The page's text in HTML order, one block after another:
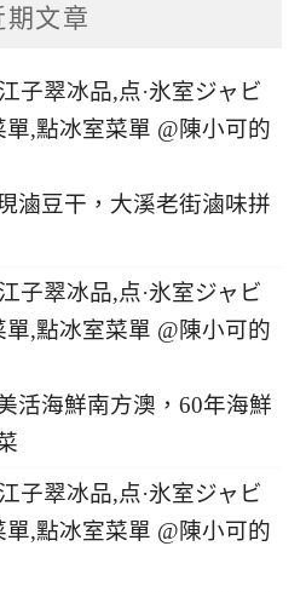
期文章
滷豆干，大溪老街滷味拼
活海鮮南方澳，60年海鮮